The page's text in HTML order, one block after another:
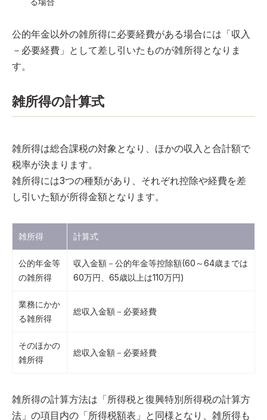
公的年金以外の雑所得に必要経費がある場合には「収入
－必要経費」として差し引いたものが雑所得となりま
す。
雑所得の計算式
雑所得は総合課税の対象となり、ほかの収入と合計額で
税率が決まります。
雑所得には3つの種類があり、それぞれ控除や経費を差
し引いた額が所得金額となります。
雑所得 計算式
公的年金等
の雑所得
収入金額－公的年金等控除額(60～64歳までは
60万円、65歳以上は110万円)
業務にかか
る雑所得
総収入金額－必要経費
そのほかの
雑所得
総収入金額－必要経費
雑所得の計算方法は「所得税と復興特別所得税の計算方
法」の項目内の「所得税額表」と同様となり、雑所得も